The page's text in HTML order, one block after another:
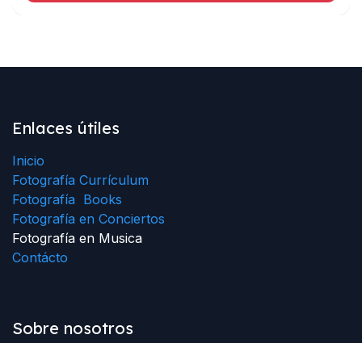
Enlaces útiles
Inicio
Fotografía Currículum
Fotografía Books
Fotografía en Conciertos
Fotografía en Musica
Contácto
Sobre nosotros